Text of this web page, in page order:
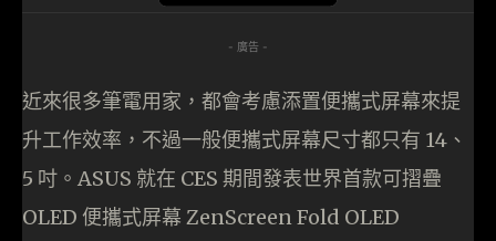
- 廣告 -
近來很多筆電用家，都會考慮添置便攜式屏幕來提
升工作效率，不過一般便攜式屏幕尺寸都只有 14、
5 吋。ASUS 就在 CES 期間發表世界首款可摺疊
OLED 便攜式屏幕 ZenScreen Fold OLED